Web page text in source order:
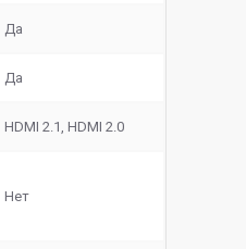
Да
Да
HDMI 2.1, HDMI 2.0
Нет